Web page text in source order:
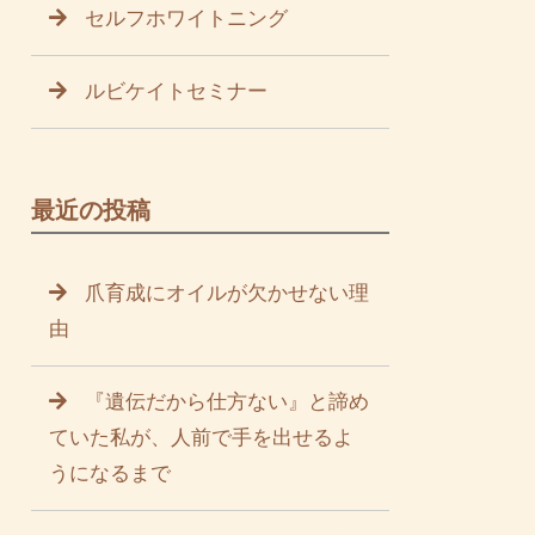
セルフホワイトニング
ルビケイトセミナー
最近の投稿
爪育成にオイルが欠かせない理
由
『遺伝だから仕方ない』と諦め
ていた私が、人前で手を出せるよ
うになるまで